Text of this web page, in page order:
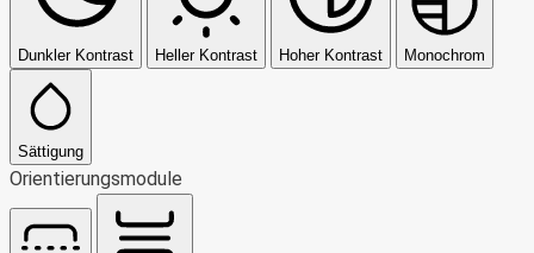
Dunkler Kontrast Heller Kontrast Hoher Kontrast Monochrom
Sättigung
Orientierungsmodule